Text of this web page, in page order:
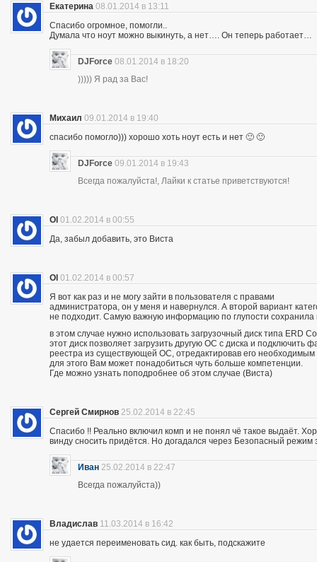
Екатерина 08.01.2014 в 13:11
Спасибо огромное, помогли..
Думала что ноут можно выкинуть, а нет…. Он теперь работает…
DJForce 08.01.2014 в 18:20
))))) Я рад за Вас!
Михаил 09.01.2014 в 19:40
спасибо помогло))) хорошо хоть ноут есть и нет 🙂 🙂
DJForce 09.01.2014 в 19:43
Всегда пожалуйста!, Лайки к статье приветствуются!
Ol 01.02.2014 в 00:55
Да, забыл добавить, это Виста
Ol 01.02.2014 в 00:57
Я вот как раз и не могу зайти в пользователя с правами
администратора, он у меня и навернулся. А второй вариант
не подходит. Самую важную информацию по глупости сохранила
в этом случае нужно использовать загрузочный диск типа ERD
этот диск позволяет загрузить другую ОС с диска и подключить
реестра из существующей ОС, отредактировав его
для этого Вам может понадобиться чуть больше компетенции.
Где можно узнать поподробнее об этом случае (Виста)
Сергей Смирнов 25.02.2014 в 22:45
Спасибо !! Реально включил комп и не понял чё такое выдаёт.
винду сносить придётся. Но догадался через Безопасный
Иван 25.02.2014 в 22:47
Всегда пожалуйста))
Владислав 11.03.2014 в 16:42
не удается переименовать сид. как быть, подскажите